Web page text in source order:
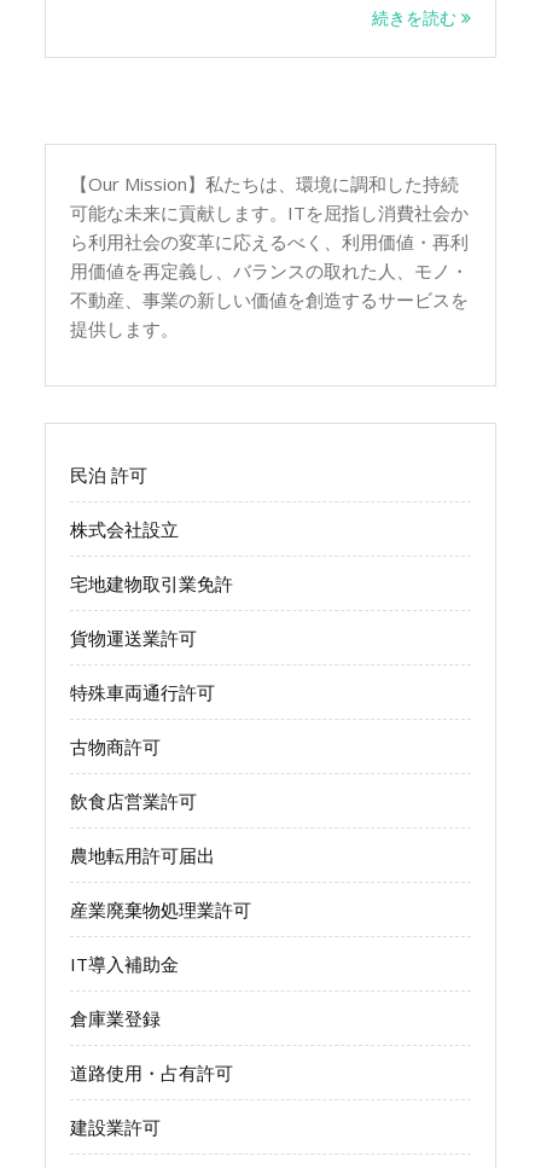
続きを読む
【Our Mission】私たちは、環境に調和した持続
可能な未来に貢献します。ITを屈指し消費社会か
ら利用社会の変革に応えるべく、利用価値・再利
用価値を再定義し、バランスの取れた人、モノ・
不動産、事業の新しい価値を創造するサービスを
提供します。
民泊 許可
株式会社設立
宅地建物取引業免許
貨物運送業許可
特殊車両通行許可
古物商許可
飲食店営業許可
農地転用許可届出
産業廃棄物処理業許可
IT導入補助金
倉庫業登録
道路使用・占有許可
建設業許可